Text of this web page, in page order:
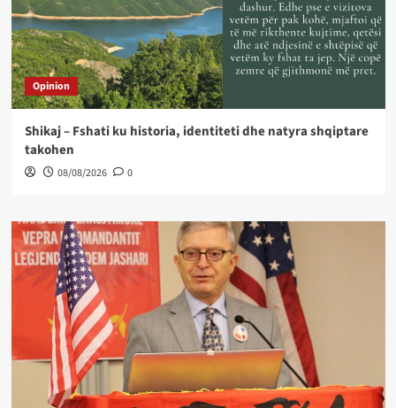
Opinion
Shikaj – Fshati ku historia, identiteti dhe natyra shqiptare
takohen
08/08/2026 0